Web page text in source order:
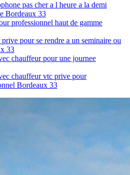
pas cher a l heure a la demi
Bordeaux 33
professionnel haut de gamme
pour se rendre a un seminaire ou
33
chauffeur pour une journee
chauffeur vtc prive pour
Bordeaux 33